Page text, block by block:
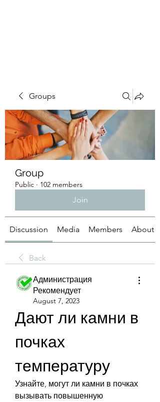
Groups
Group
Public · 102 members
Join
Discussion Media Members About
Back
Администрация
Рекомендует
August 7, 2023
Дают ли камни в
почках
температуру
Узнайте, могут ли камни в почках
вызывать повышенную